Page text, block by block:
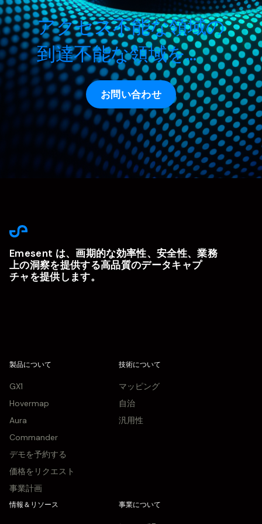
アクセス不能な領域の
到達不能な領域を…
お問い合わせ
Emesent は、画期的な効率性、安全性、業務
上の洞察を提供する高品質のデータキャプ
チャを提供します。
製品について
GX1
Hovermap
Aura
Commander
デモを予約する
価格をリクエスト
事業計画
技術について
マッピング
自治
汎用性
情報＆リソース 事業について